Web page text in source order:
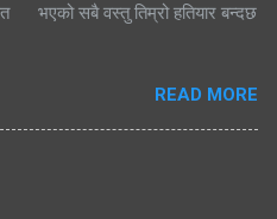
भएको सबै वस्तु तिम्रो हतियार बन्दछ
READ MORE